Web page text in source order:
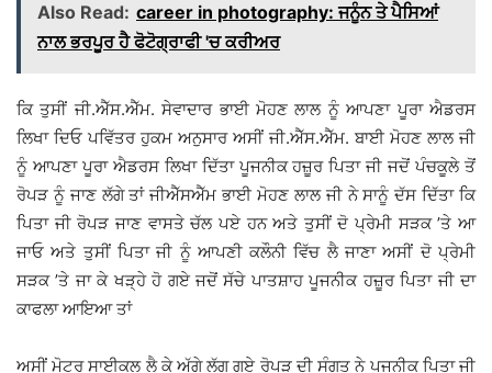
Also Read: career in photography: ਜਨੂੰਨ ਤੇ ਪੈਸਿਆਂ
ਨਾਲ ਭਰਪੂਰ ਹੈ ਫੋਟੋਗ੍ਰਾਫੀ 'ਚ ਕਰੀਅਰ
ਕਿ ਤੁਸੀਂ ਜੀ.ਐੱਸ.ਐੱਮ. ਸੇਵਾਦਾਰ ਭਾਈ ਮੋਹਣ ਲਾਲ ਨੂੰ ਆਪਣਾ ਪੂਰਾ ਐਡਰਸ
ਲਿਖਾ ਦਿਓ ਪਵਿੱਤਰ ਹੁਕਮ ਅਨੁਸਾਰ ਅਸੀਂ ਜੀ.ਐੱਸ.ਐੱਮ. ਬਾਈ ਮੋਹਣ ਲਾਲ ਜੀ
ਨੂੰ ਆਪਣਾ ਪੂਰਾ ਐਡਰਸ ਲਿਖਾ ਦਿੱਤਾ ਪੂਜਨੀਕ ਹਜ਼ੂਰ ਪਿਤਾ ਜੀ ਜਦੋਂ ਪੰਚਕੂਲੇ ਤੋਂ
ਰੋਪੜ ਨੂੰ ਜਾਣ ਲੱਗੇ ਤਾਂ ਜੀਐੱਸਐੱਮ ਭਾਈ ਮੋਹਣ ਲਾਲ ਜੀ ਨੇ ਸਾਨੂੰ ਦੱਸ ਦਿੱਤਾ ਕਿ
ਪਿਤਾ ਜੀ ਰੋਪੜ ਜਾਣ ਵਾਸਤੇ ਚੱਲ ਪਏ ਹਨ ਅਤੇ ਤੁਸੀਂ ਦੋ ਪ੍ਰੇਮੀ ਸੜਕ ’ਤੇ ਆ
ਜਾਓ ਅਤੇ ਤੁਸੀਂ ਪਿਤਾ ਜੀ ਨੂੰ ਆਪਣੀ ਕਲੌਨੀ ਵਿੱਚ ਲੈ ਜਾਣਾ ਅਸੀਂ ਦੋ ਪ੍ਰੇਮੀ
ਸੜਕ ’ਤੇ ਜਾ ਕੇ ਖੜ੍ਹੇ ਹੋ ਗਏ ਜਦੋਂ ਸੱਚੇ ਪਾਤਸ਼ਾਹ ਪੂਜਨੀਕ ਹਜ਼ੂਰ ਪਿਤਾ ਜੀ ਦਾ
ਕਾਫਲਾ ਆਇਆ ਤਾਂ
ਅਸੀਂ ਮੋਟਰ ਸਾਈਕਲ ਲੈ ਕੇ ਅੱਗੇ ਲੱਗ ਗਏ ਰੋਪੜ ਦੀ ਸੰਗਤ ਨੇ ਪੂਜਨੀਕ ਪਿਤਾ ਜੀ